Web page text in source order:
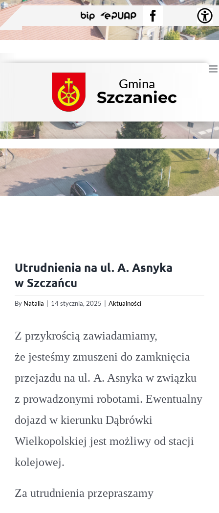
Przejdź
do
zawartości
BIP EPUAPFacebook
Gmina
Szczaniec
Utrudnienia na ul. A. Asnyka
w Szczańcu
By Natalia 14 stycznia, 2025 Aktualności
Z przykrością zawiadamiamy,
że jesteśmy zmuszeni do zamknięcia
przejazdu na ul. A. Asnyka w związku
z prowadzonymi robotami. Ewentualny
dojazd w kierunku Dąbrówki
Wielkopolskiej jest możliwy od stacji
kolejowej.
Za utrudnienia przepraszamy